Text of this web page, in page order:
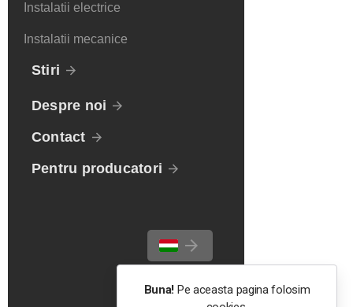
Instalatii electrice
Instalatii mecanice
Stiri
Despre noi
Contact
Pentru producatori
Buna! Pe aceasta pagina folosim